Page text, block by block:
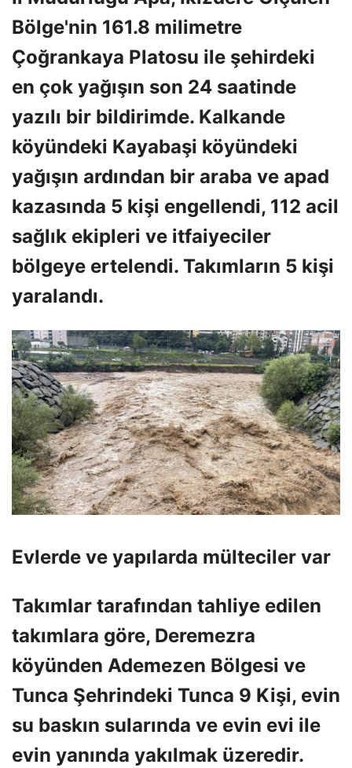
Bölge'nin 161.8 milimetre
Çoğrankaya Platosu ile şehirdeki
en çok yağışın son 24 saatinde
yazılı bir bildirimde. Kalkande
köyündeki Kayabaşi köyündeki
yağışın ardından bir araba ve apad
kazasında 5 kişi engellendi, 112 acil
sağlık ekipleri ve itfaiyeciler
bölgeye ertelendi. Takımların 5 kişi
yaralandı.
Evlerde ve yapılarda mülteciler var
Takımlar tarafından tahliye edilen
takımlara göre, Deremezra
köyünden Ademezen Bölgesi ve
Tunca Şehrindeki Tunca 9 Kişi, evin
su baskın sularında ve evin evi ile
evin yanında yakılmak üzeredir.